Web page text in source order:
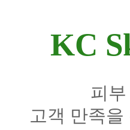
KC
피
고객 만족